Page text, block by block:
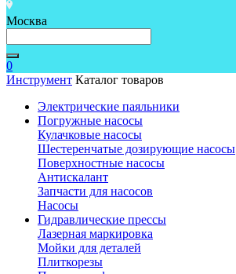
Москва
0
Инструмент Каталог товаров
Электрические паяльники
Погружные насосы
Кулачковые насосы
Шестеренчатые дозирующие насосы
Поверхностные насосы
Антискалант
Запчасти для насосов
Насосы
Гидравлические прессы
Лазерная маркировка
Мойки для деталей
Плиткорезы